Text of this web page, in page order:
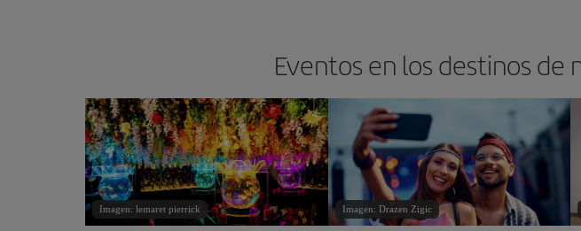
Eventos en los destinos
Imagen: lemaret pierrick Imagen: Drazen Zigic